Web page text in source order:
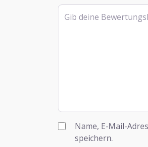
Rezensionstext
Name, E-Mail-
speichern.